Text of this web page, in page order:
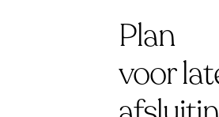
Plan
voor